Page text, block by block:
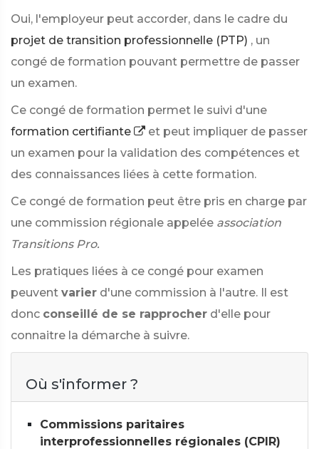
Oui, l'employeur peut accorder, dans le cadre du
projet de transition professionnelle (PTP) , un
congé de formation pouvant permettre de passer
un examen.
Ce congé de formation permet le suivi d'une
formation certifiante
et peut impliquer de passer
un examen pour la validation des compétences et
des connaissances liées à cette formation.
Ce congé de formation peut être pris en charge par
une commission régionale appelée association
Transitions Pro.
Les pratiques liées à ce congé pour examen
peuvent varier d'une commission à l'autre. Il est
donc conseillé de se rapprocher d'elle pour
connaitre la démarche à suivre.
Où s'informer ?
Commissions paritaires
interprofessionnelles régionales (CPIR)